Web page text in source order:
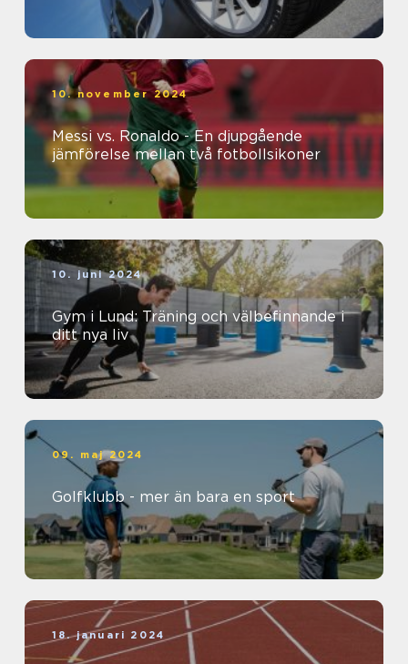
10. november 2024
Messi vs. Ronaldo - En djupgående
jämförelse mellan två fotbollsikoner
10. juni 2024
Gym i Lund: Träning och välbefinnande i
ditt nya liv
09. maj 2024
Golfklubb - mer än bara en sport
18. januari 2024